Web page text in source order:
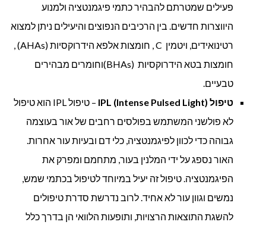
פעילים שמטרתם להבהיר כתמי פיגמנטציה ולמנוע
היווצרות חדשים. בין הרכיבים הנפוצים והיעילים ניתן למצוא
רטינואידים, ויטמין C , חומצות אלפא הידרוקסיות (AHAs) ,
חומצות בטא הידרוקסיות (BHAs)וחומרים מבהירים
טבעיים.
טיפול IPL (Intense Pulsed Light)
– טיפול IPL הוא טיפול
לא פולשני המשתמש בפולסים רחבים של אור בעוצמה
גבוהה כדי לכוון לפיגמנטציה, כלי דם ובעיות עור אחרות.
האור נספג על ידי המלנין בעור, מתחמם ומפרק את
הפיגמנטציה. טיפול זה יעיל במיוחד לטיפול בכתמי שמש,
נמשים וגוון עור לא אחיד. לרוב נדרשת סדרת טיפולים
להשגת התוצאות הרצויות, ותופעות הלוואי הן בדרך כלל